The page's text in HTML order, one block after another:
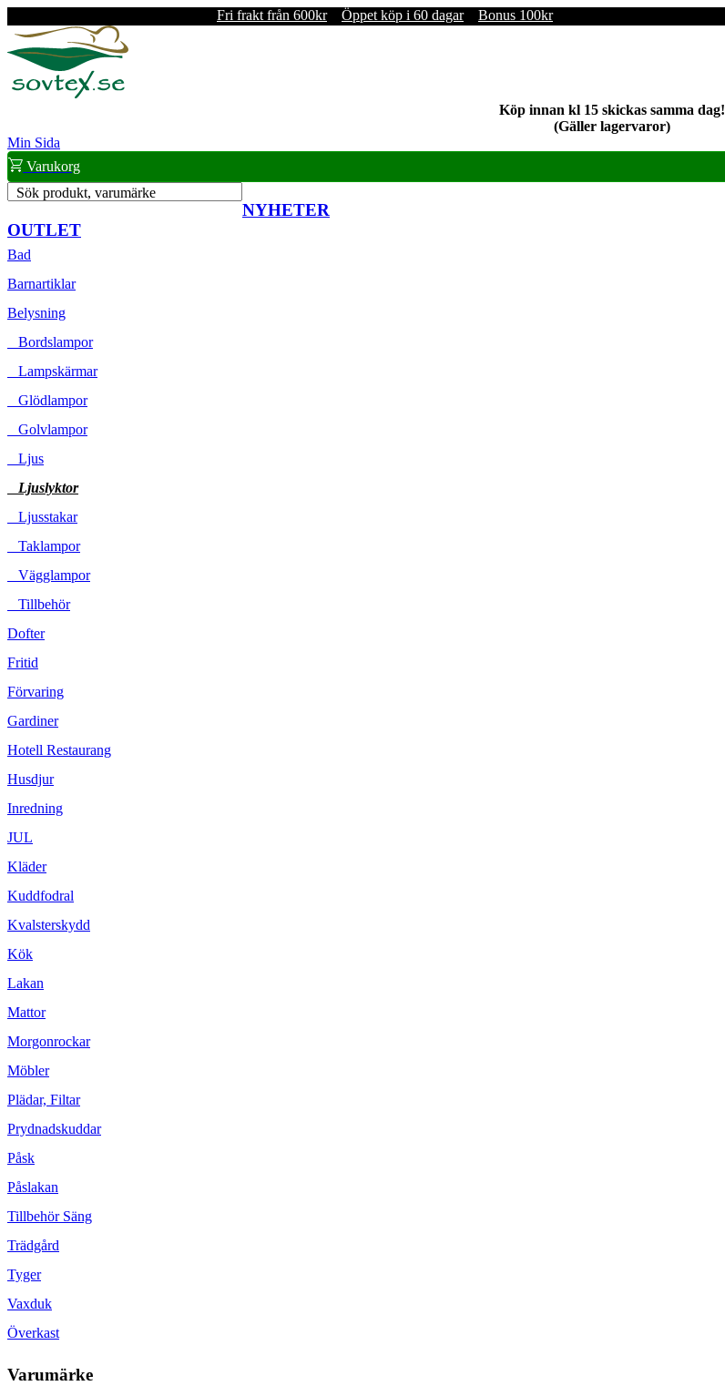
Fri frakt från 600kr Öppet köp i 60 dagar Bonus 100kr
Köp innan kl 15 skickas samma dag!
(Gäller lagervaror)
Min Sida
Varukorg
Sök produkt, varumärke
NYHETER
OUTLET
Bad
Barnartiklar
Belysning
Bordslampor
Lampskärmar
Glödlampor
Golvlampor
Ljus
Ljuslyktor
Ljusstakar
Taklampor
Vägglampor
Tillbehör
Dofter
Fritid
Förvaring
Gardiner
Hotell Restaurang
Husdjur
Inredning
JUL
Kläder
Kuddfodral
Kvalsterskydd
Kök
Lakan
Mattor
Morgonrockar
Möbler
Plädar, Filtar
Prydnadskuddar
Påsk
Påslakan
Tillbehör Säng
Trädgård
Tyger
Vaxduk
Överkast
Varumärke